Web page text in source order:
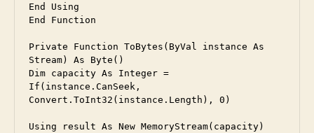
End Using
End Function
Private Function ToBytes(ByVal instance As
Stream) As Byte()
Dim capacity As Integer =
If(instance.CanSeek,
Convert.ToInt32(instance.Length), 0)
Using result As New MemoryStream(capacity)